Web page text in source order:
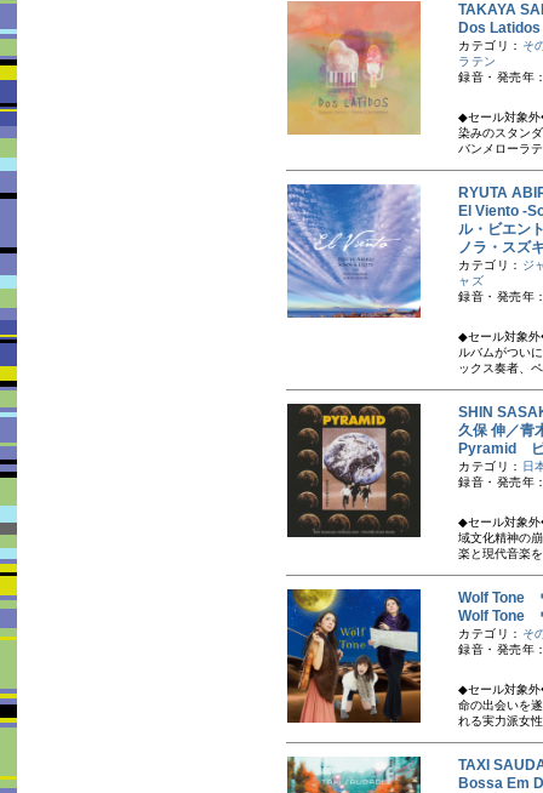
TAKAYA
Dos
カテゴリ： そ
ラテン
録音・発売年
◆セール対象外
染みのスタン
バンメローラ
RYUTA
El Viento -
ル・ビエン
ノラ・スズ
カテゴリ： ジ
ャズ
録音・発売年
◆セール対象外
ルバムがつい
ックス奏者、
SHIN
久保 伸／青
Pyramid ピ
カテゴリ： 日
録音・発売年
◆セール対象外
域文化精神の
楽と現代音楽
Wolf Tone
Wolf Tone
カテゴリ： そ
録音・発売年
◆セール対象外
命の出会いを
れる実力派女
TAXI
Bossa Em